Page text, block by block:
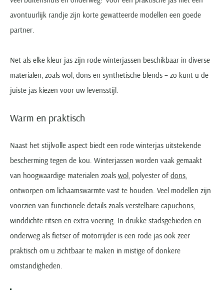
avontuurlijk randje zijn korte gewatteerde modellen een goede
partner.
Net als elke kleur jas zijn rode winterjassen beschikbaar in diverse
materialen, zoals wol, dons en synthetische blends – zo kunt u de
juiste jas kiezen voor uw levensstijl.
Warm en praktisch
Naast het stijlvolle aspect biedt een rode winterjas uitstekende
bescherming tegen de kou. Winterjassen worden vaak gemaakt
van hoogwaardige materialen zoals wol , polyester of dons
ontworpen om lichaamswarmte vast te houden. Veel modellen zijn
voorzien van functionele details zoals verstelbare capuchons,
winddichte ritsen en extra voering. In drukke stadsgebieden en
onderweg als fietser of motorrijder is een rode jas ook zeer
praktisch om u zichtbaar te maken in mistige of donkere
omstandigheden.